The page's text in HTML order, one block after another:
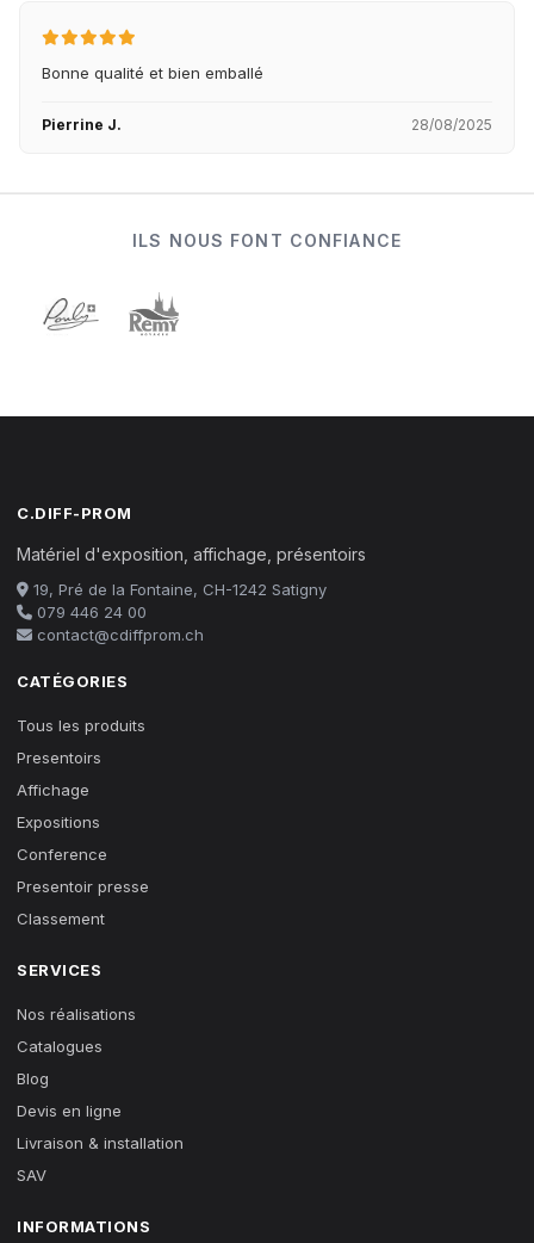
Bonne qualité et bien emballé
Pierrine J. 28/08/2025
ILS NOUS FONT CONFIANCE
C.DIFF-PROM
Matériel d'exposition, affichage, présentoirs
19, Pré de la Fontaine, CH-1242 Satigny
079 446 24 00
contact@cdiffprom.ch
CATÉGORIES
Tous les produits
Presentoirs
Affichage
Expositions
Conference
Presentoir presse
Classement
SERVICES
Nos réalisations
Catalogues
Blog
Devis en ligne
Livraison & installation
SAV
INFORMATIONS